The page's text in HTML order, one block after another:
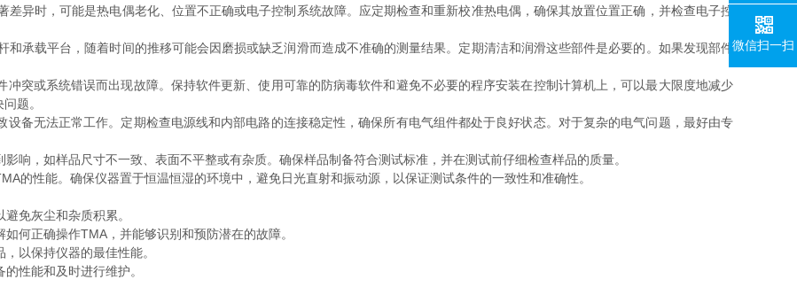
时，可能是热电偶老化、位置不正确或电子控制系统故障。应定期检查和重新校准热电偶，确保其放置位置正确，并检查电子控
载平台，随着时间的推移可能会因磨损或缺乏润滑而造成不准确的测量结果。定期清洁和润滑这些部件是必要的。如果发现部件
或系统错误而出现故障。保持软件更新、使用可靠的防病毒软件和避免不必要的程序安装在控制计算机上，可以最大限度地减少
题。
无法正常工作。定期检查电源线和内部电路的连接稳定性，确保所有电气组件都处于良好状态。对于复杂的电气问题，最好由专
，如样品尺寸不一致、表面不平整或有杂质。确保样品制备符合测试标准，并在测试前仔细检查样品的质量。
性能。确保仪器置于恒温恒湿的环境中，避免日光直射和振动源，以保证测试条件的一致性和准确性。
免灰尘和杂质积累。
正确操作TMA，并能够识别和预防潜在的故障。
以保持仪器的最佳性能。
性能和及时进行维护。
微信扫一扫